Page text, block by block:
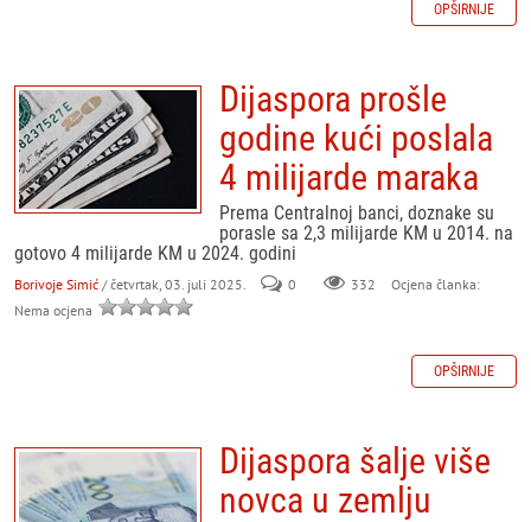
OPŠIRNIJE
Dijaspora prošle
godine kući poslala
4 milijarde maraka
Prema Centralnoj banci, doznake su
porasle sa 2,3 milijarde KM u 2014. na
gotovo 4 milijarde KM u 2024. godini
Borivoje Simić / četvrtak, 03. juli 2025. 0 332
Ocjena članka:
Nema ocjena
OPŠIRNIJE
Dijaspora šalje više
novca u zemlju